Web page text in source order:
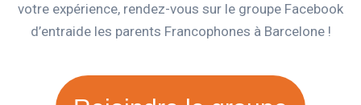
votre expérience, rendez-vous sur le groupe Facebook
d’entraide les parents Francophones à Barcelone !